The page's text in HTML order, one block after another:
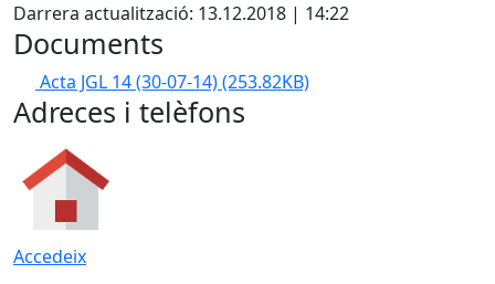
Darrera actualització: 13.12.2018 | 14:22
Documents
Acta JGL 14 (30-07-14)(253.82KB)
Adreces i telèfons
Accedeix